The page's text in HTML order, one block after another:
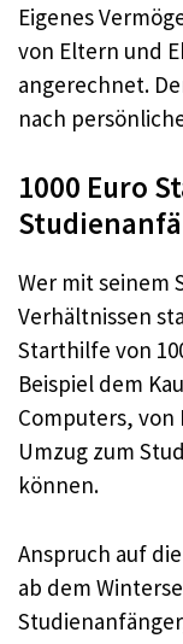
Eigenes
von Eltern und
angerechnet.
nach
1000 Euro
Wer mit seinem
Verhältnissen
Starthilfe von
Beispiel dem
Computers,
Umzug zum
können.
Anspruch auf
ab dem